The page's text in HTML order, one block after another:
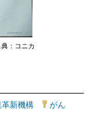
：コニカ
革新機構 がん